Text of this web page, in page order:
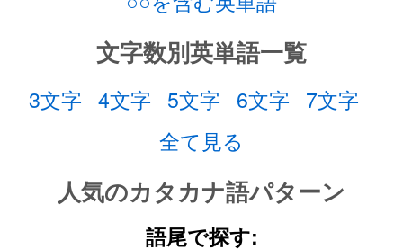
文字数別英単語一覧
3文字 4文字 5文字 6文字 7文字
全て見る
人気のカタカナ語パターン
語尾で探す: